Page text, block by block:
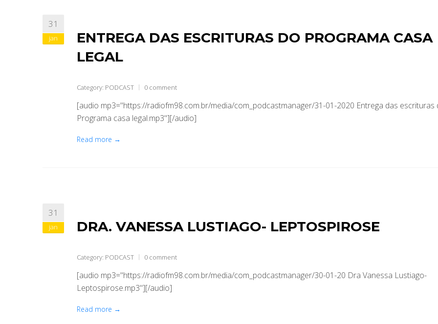
31
jan
ENTREGA DAS ESCRITURAS DO PROGRAMA CASA
LEGAL
Category: PODCAST 0 comment
[audio mp3="https://radiofm98.com.br/media/com_podcastmanager/31-01-2020 Entrega das escrituras
Programa casa legal.mp3"][/audio]
Read more →
31
jan DRA. VANESSA LUSTIAGO- LEPTOSPIROSE
Category: PODCAST 0 comment
[audio mp3="https://radiofm98.com.br/media/com_podcastmanager/30-01-20 Dra Vanessa Lustiago-
Leptospirose.mp3"][/audio]
Read more →